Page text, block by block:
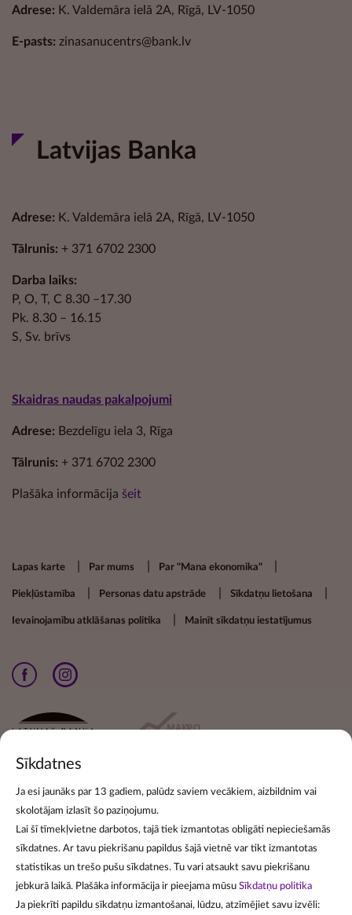
Sīkdatnes
Ja esi jaunāks par 13 gadiem, palūdz saviem vecākiem, aizbildnim vai
skolotājam izlasīt šo paziņojumu.
Lai šī tīmekļvietne darbotos, tajā tiek izmantotas obligāti nepieciešamās
sīkdatnes. Ar tavu piekrišanu papildus šajā vietnē var tikt izmantotas
statistikas un trešo pušu sīkdatnes. Tu vari atsaukt savu piekrišanu
jebkurā laikā. Plašāka informācija ir pieejama mūsu Sīkdatņu politika
Ja piekrīti papildu sīkdatņu izmantošanai, lūdzu, atzīmējiet savu izvēli:
Adrese: K. Valdemāra ielā 2A, Rīgā, LV-1050
E-pasts: zinasanucentrs@bank.lv
Latvijas Banka
Adrese: K. Valdemāra ielā 2A, Rīgā, LV-1050
Tālrunis: + 371 6702 2300
Darba laiks:
P, O, T, C 8.30 –17.30
Pk. 8.30 – 16.15
S, Sv. brīvs
Skaidras naudas pakalpojumi
Adrese: Bezdelīgu iela 3, Rīga
Tālrunis: + 371 6702 2300
Plašāka informācija šeit
Footer secondary menu
Lapas karte Par mums Par "Mana ekonomika"
Piekļūstamība Personas datu apstrāde Sīkdatņu lietošana
Ievainojamību atklāšanas politika Mainīt sīkdatņu iestatījumus
Pieraksties jaunumiem
Lai pierakstītos jaunumu izsūtīšanai, norādi savu e-pasta